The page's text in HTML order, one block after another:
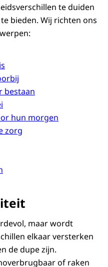
te duiden
bieden. Wij richten ons
bestaan
hun morgen
zorg
maar wordt
elkaar versterken
de dupe zijn.
of raken